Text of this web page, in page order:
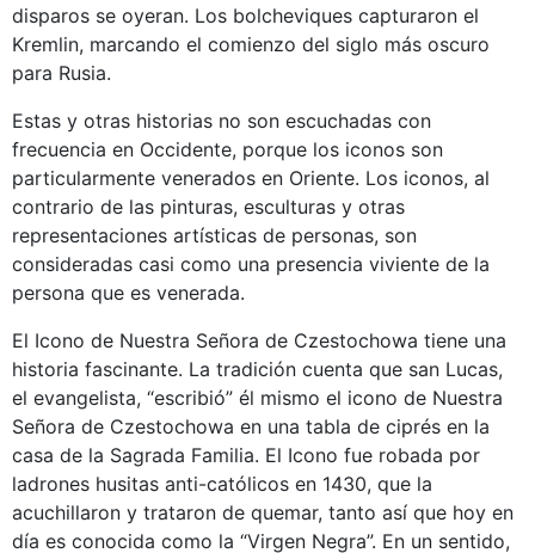
disparos se oyeran. Los bolcheviques capturaron el
Kremlin, marcando el comienzo del siglo más oscuro
para Rusia.
Estas y otras historias no son escuchadas con
frecuencia en Occidente, porque los iconos son
particularmente venerados en Oriente. Los iconos, al
contrario de las pinturas, esculturas y otras
representaciones artísticas de personas, son
consideradas casi como una presencia viviente de la
persona que es venerada.
El Icono de Nuestra Señora de Czestochowa tiene una
historia fascinante. La tradición cuenta que san Lucas,
el evangelista, “escribió” él mismo el icono de Nuestra
Señora de Czestochowa en una tabla de ciprés en la
casa de la Sagrada Familia. El Icono fue robada por
ladrones husitas anti-católicos en 1430, que la
acuchillaron y trataron de quemar, tanto así que hoy en
día es conocida como la “Virgen Negra”. En un sentido,